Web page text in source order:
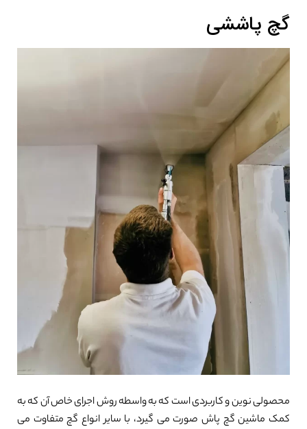
گچ پاششی
محصولی نوین و کاربردی است که به واسطه روش اجرای خاص آن که به
کمک ماشین گچ پاش صورت می گیرد، با سایر انواع گچ متفاوت می